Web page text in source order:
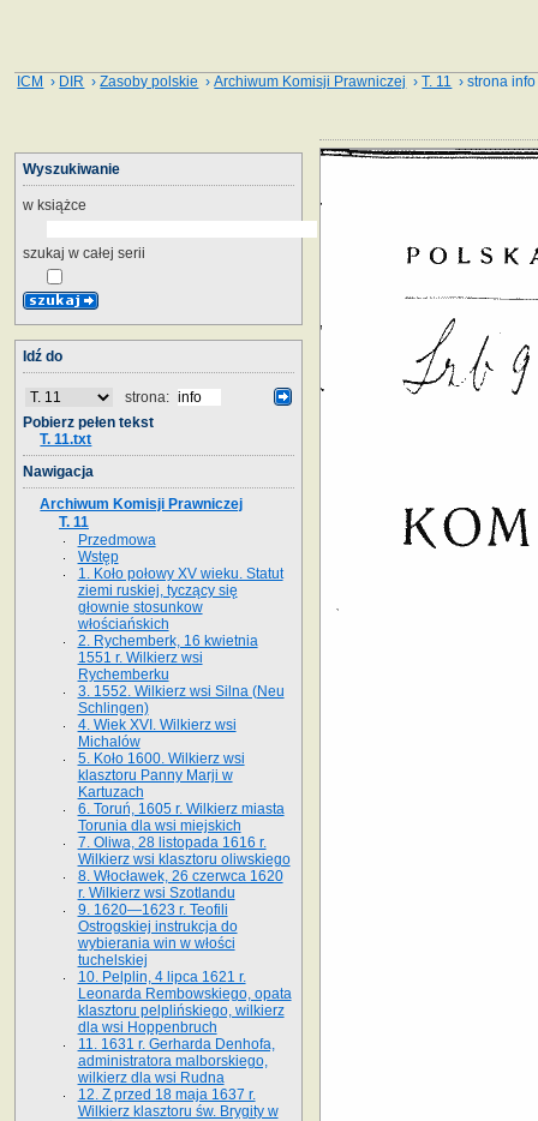
ICM › DIR ›Zasoby polskie ›Archiwum Komisji Prawniczej ›T. 11 › strona info
Wyszukiwanie
w książce
szukaj w całej serii
Idź do
strona:
Pobierz pełen tekst
T. 11.txt
Nawigacja
Archiwum Komisji Prawniczej
T. 11
Przedmowa
Wstęp
1. Koło połowy XV wieku. Statut
ziemi ruskiej, tyczący się
głownie stosunkow
włościańskich
2. Rychemberk, 16 kwietnia
1551 r. Wilkierz wsi
Rychemberku
3. 1552. Wilkierz wsi Silna (Neu
Schlingen)
4. Wiek XVI. Wilkierz wsi
Michalów
5. Koło 1600. Wilkierz wsi
klasztoru Panny Marji w
Kartuzach
6. Toruń, 1605 r. Wilkierz miasta
Torunia dla wsi miejskich
7. Oliwa, 28 listopada 1616 r.
Wilkierz wsi klasztoru oliwskiego
8. Włocławek, 26 czerwca 1620
r. Wilkierz wsi Szotlandu
9. 1620—1623 r. Teofili
Ostrogskiej instrukcja do
wybierania win w włości
tuchelskiej
10. Pelplin, 4 lipca 1621 r.
Leonarda Rembowskiego, opata
klasztoru pelplińskiego, wilkierz
dla wsi Hoppenbruch
11. 1631 r. Gerharda Denhofa,
administratora malborskiego,
wilkierz dla wsi Rudna
12. Z przed 18 maja 1637 r.
Wilkierz klasztoru św. Brygity w